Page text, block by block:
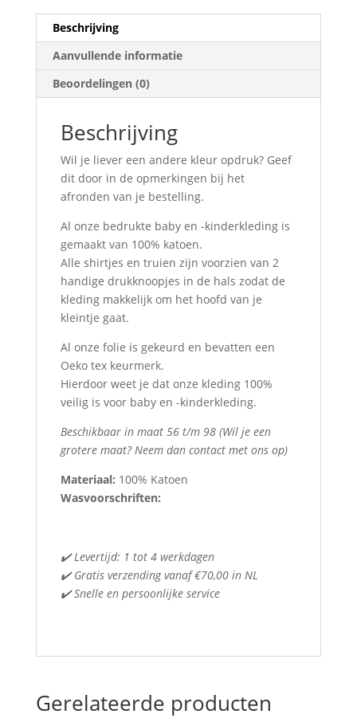
Beschrijving
Aanvullende informatie
Beoordelingen (0)
Beschrijving
Wil je liever een andere kleur opdruk? Geef
dit door in de opmerkingen bij het
afronden van je bestelling.
Al onze bedrukte baby en -kinderkleding is
gemaakt van 100% katoen.
Alle shirtjes en truien zijn voorzien van 2
handige drukknoopjes in de hals zodat de
kleding makkelijk om het hoofd van je
kleintje gaat.
Al onze folie is gekeurd en bevatten een
Oeko tex keurmerk.
Hierdoor weet je dat onze kleding 100%
veilig is voor baby en -kinderkleding.
Beschikbaar in maat 56 t/m 98 (Wil je een
grotere maat? Neem dan contact met ons op)
Materiaal: 100% Katoen
Wasvoorschriften:
✔️ Levertijd: 1 tot 4 werkdagen
✔️ Gratis verzending vanaf €70,00 in NL
✔️ Snelle en persoonlijke service
Gerelateerde producten